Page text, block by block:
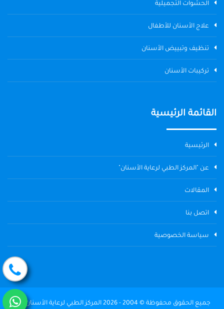
الحشوات التجميلية
علاج الأسنان للأطفال
تنظيف وتبييض الأسنان
تركيبات الأسنان
القائمة الرئيسية
الرئيسية
عن "المركز الطبي لرعاية الأسنان"
المقالات
اتصل بنا
سياسة الخصوصية
جميع الحقوق محفوظة © 2004 - 2026 المركز الطبي لرعاية الأسنان The